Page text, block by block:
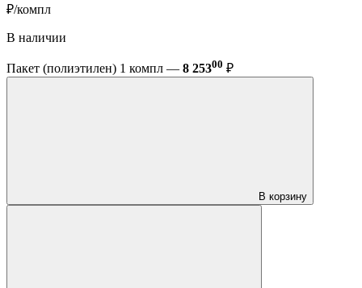
₽/компл
В наличии
Пакет (полиэтилен) 1 компл — 8 25300 ₽
В корзину